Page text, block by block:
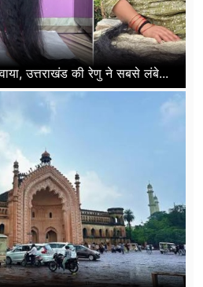
उत्तराखंड की रेणु ने सबसे लंबे...